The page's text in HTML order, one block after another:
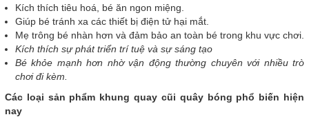
Kích thích tiêu hoá, bé ăn ngon miệng.
Giúp bé tránh xa các thiết bị điện tử hại mắt.
Mẹ trông bé nhàn hơn và đảm bảo an toàn bé trong khu vực chơi.
Kích thích sự phát triển trí tuệ và sự sáng tạo
Bé khỏe mạnh hơn nhờ vận động thường chuyên với nhiều trò
chơi đi kèm.
Các loại sản phẩm khung quay cũi quây bóng phổ biến hiện
nay